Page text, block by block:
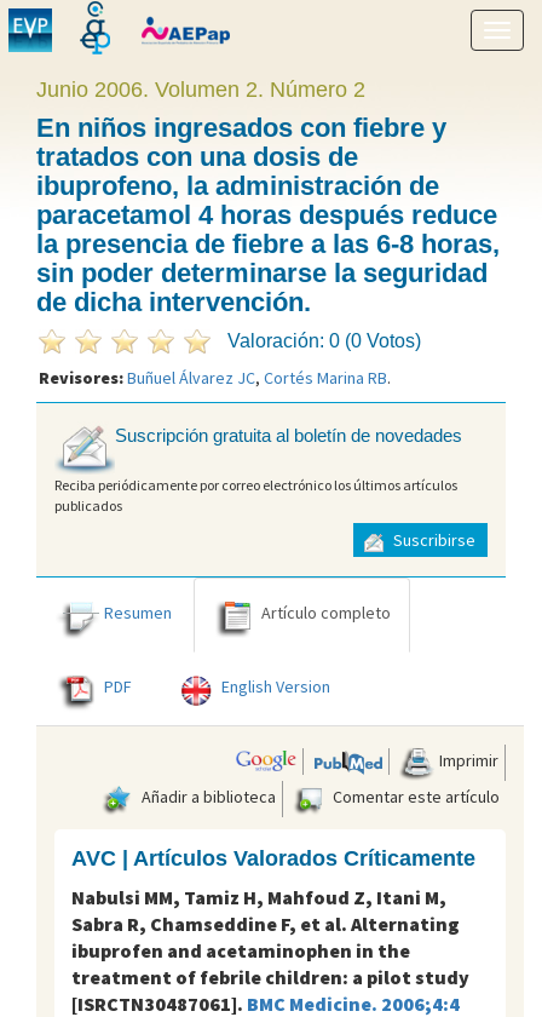
menú
Junio 2006. Volumen 2. Número 2
En niños ingresados con fiebre y
tratados con una dosis de
ibuprofeno, la administración de
paracetamol 4 horas después reduce
la presencia de fiebre a las 6-8 horas,
sin poder determinarse la seguridad
de dicha intervención.
Valoración: 0 (0 Votos)
Revisores:Buñuel Álvarez JC, Cortés Marina RB.
Suscripción gratuita al boletín de novedades
Reciba periódicamente por correo electrónico los últimos artículos
publicados
Suscribirse
Resumen Artículo completo
PDF English Version
Imprimir
Añadir a biblioteca
Comentar este artículo
AVC | Artículos Valorados Críticamente
Nabulsi MM, Tamiz H, Mahfoud Z, Itani M,
Sabra R, Chamseddine F, et al. Alternating
ibuprofen and acetaminophen in the
treatment of febrile children: a pilot study
[ISRCTN30487061]. BMC Medicine. 2006;4:4